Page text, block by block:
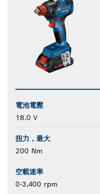
電池電壓
18.0 V
扭力，最大
200 Nm
空載速率
0-3,400 rpm